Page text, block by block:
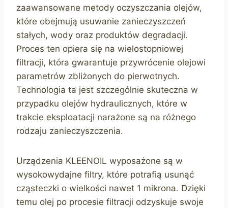
zaawansowane metody oczyszczania olejów,
które obejmują usuwanie zanieczyszczeń
stałych, wody oraz produktów degradacji.
Proces ten opiera się na wielostopniowej
filtracji, która gwarantuje przywrócenie olejowi
parametrów zbliżonych do pierwotnych.
Technologia ta jest szczególnie skuteczna w
przypadku olejów hydraulicznych, które w
trakcie eksploatacji narażone są na różnego
rodzaju zanieczyszczenia.
Urządzenia KLEENOIL wyposażone są w
wysokowydajne filtry, które potrafią usunąć
cząsteczki o wielkości nawet 1 mikrona. Dzięki
temu olej po procesie filtracji odzyskuje swoje